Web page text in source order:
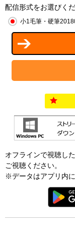
配信形式をお選びく
小1毛筆・硬筆
オフラインで視聴し
ご視聴ください。
※データはアプリ内に